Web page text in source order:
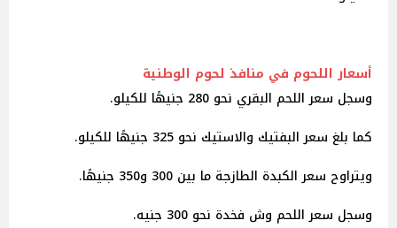
أسعار اللحوم في منافذ لحوم الوطنية
وسجل سعر اللحم البقري نحو 280 جنيهًا للكيلو.
كما بلغ سعر البفتيك والاستيك نحو 325 جنيهًا للكيلو.
ويتراوح سعر الكبدة الطازجة ما بين 300 و350 جنيهًا.
وسجل سعر اللحم وش فخدة نحو 300 جنيه.